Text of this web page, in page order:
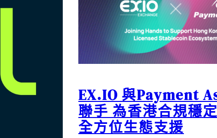
EX.IO 與Payment
聯手 為香港合規穩
全方位生態支援